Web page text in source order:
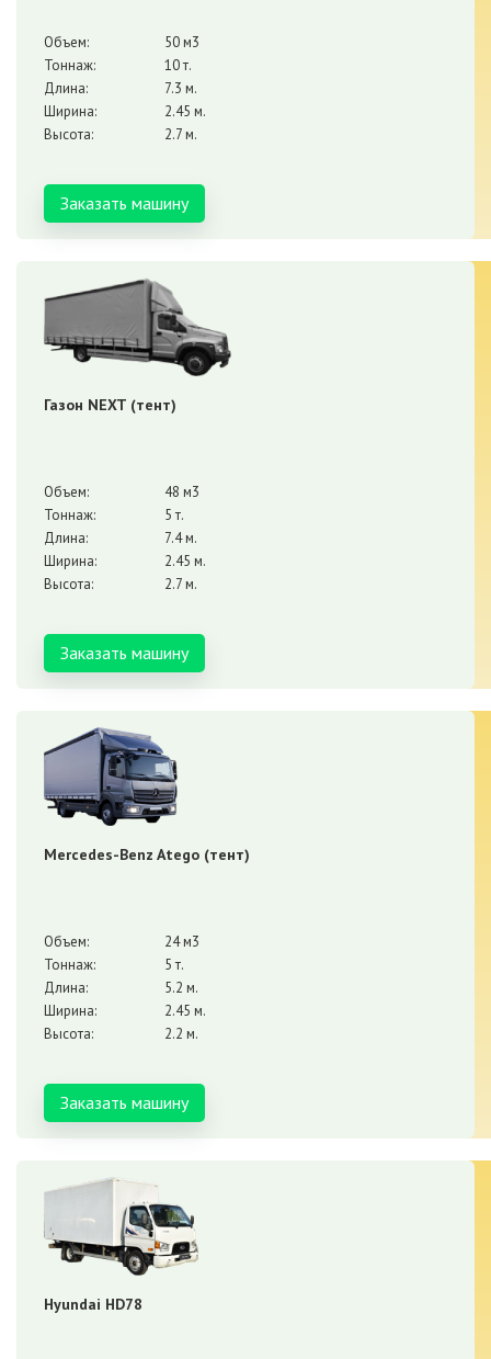
Объем:
50 м3
Тоннаж:
10 т.
Длина:
7.3 м.
Ширина:
2.45 м.
Высота:
2.7 м.
Заказать машину
Газон NEXT (тент)
Объем:
48 м3
Тоннаж:
5 т.
Длина:
7.4 м.
Ширина:
2.45 м.
Высота:
2.7 м.
Заказать машину
Mercedes-Benz Atego (тент)
Объем:
24 м3
Тоннаж:
5 т.
Длина:
5.2 м.
Ширина:
2.45 м.
Высота:
2.2 м.
Заказать машину
Hyundai HD78